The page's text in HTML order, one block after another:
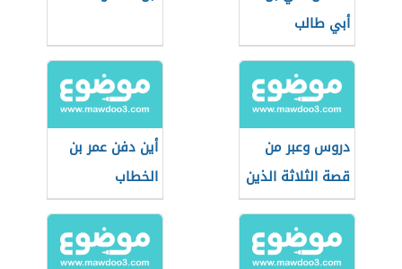
أبي طالب
دروس وعبر من
قصة الثلاثة الذين
خلفوا عن غزوة
تبوك
أين دفن عمر بن
الخطاب